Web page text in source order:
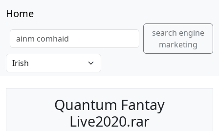
Home
search engine
marketing
Quantum Fantay
Live2020.rar